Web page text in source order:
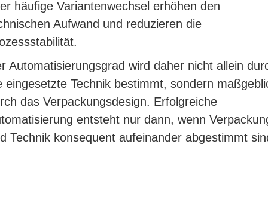
häufige Variantenwechsel erhöhen den
Aufwand und reduzieren die
Automatisierungsgrad wird daher nicht allein
eingesetzte Technik bestimmt, sondern
das Verpackungsdesign. Erfolgreiche
entsteht nur dann, wenn
Technik konsequent aufeinander abgestimmt